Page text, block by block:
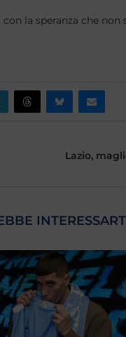
la speranza che non
Lazio,